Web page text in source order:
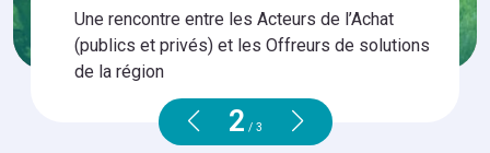
Une rencontre entre les Acteurs de l’Achat
(publics et privés) et les Offreurs de solutions
de la région
et
2 / 3